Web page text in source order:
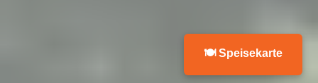
🍽 Speisekarte